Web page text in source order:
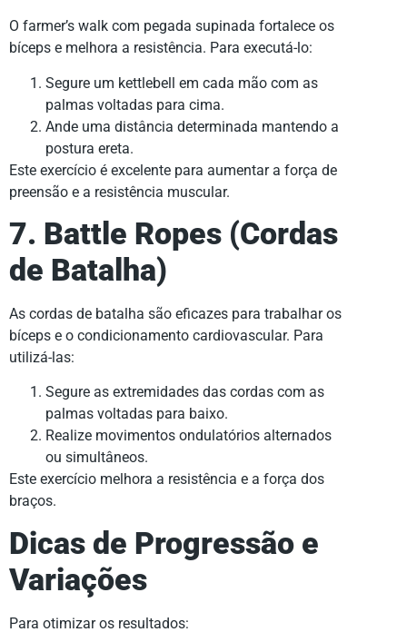
O farmer’s walk com pegada supinada fortalece os
bíceps e melhora a resistência. Para executá-lo:
Segure um kettlebell em cada mão com as
palmas voltadas para cima.
Ande uma distância determinada mantendo a
postura ereta.
Este exercício é excelente para aumentar a força de
preensão e a resistência muscular.
7. Battle Ropes (Cordas
de Batalha)
As cordas de batalha são eficazes para trabalhar os
bíceps e o condicionamento cardiovascular. Para
utilizá-las:
Segure as extremidades das cordas com as
palmas voltadas para baixo.
Realize movimentos ondulatórios alternados
ou simultâneos.
Este exercício melhora a resistência e a força dos
braços.
Dicas de Progressão e
Variações
Para otimizar os resultados: